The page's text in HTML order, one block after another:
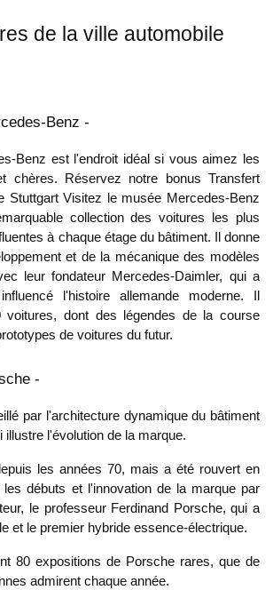
de la ville automobile
Benz -
Benz est l'endroit idéal si vous aimez les
chères. Réservez notre bonus Transfert
StuttgartVisitez le musée Mercedes-Benz
collection des voitures les plus
à chaque étage du bâtiment. Il donne
et de la mécanique des modèles
leur fondateur Mercedes-Daimler, qui a
l'histoire allemande moderne. Il
voitures, dont des légendes de la course
de voitures du futur.
-
par l'architecture dynamique du bâtiment
illustre l'évolution de la marque.
les années 70, mais a été rouvert en
les débuts et l'innovation de la marque par
le professeur Ferdinand Porsche, qui a
et le premier hybride essence-électrique.
80 expositions de Porsche rares, que de
admirent chaque année.